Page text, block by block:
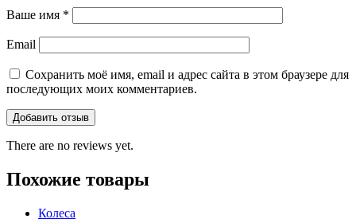
Ваше имя *
Email
Сохранить моё имя, email и адрес сайта в этом браузере для
последующих моих комментариев.
There are no reviews yet.
Похожие товары
Колеса